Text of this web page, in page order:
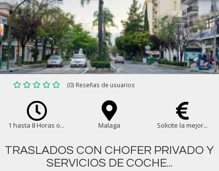
(0) Reseñas de usuarios
1 hasta 8 Horas o... Malaga Solicite la mejor...
TRASLADOS CON CHOFER PRIVADO Y
SERVICIOS DE COCHE...